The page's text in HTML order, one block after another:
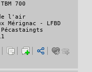
700
de l'air
Mérignac - LFBD